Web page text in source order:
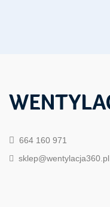
664 160 971
sklep@wentylacja360.pl